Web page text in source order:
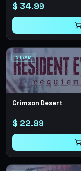
$ 34.99
STEAM
Crimson Desert
$ 22.99